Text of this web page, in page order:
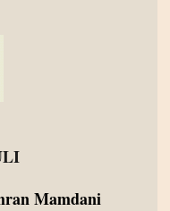
Mamdani